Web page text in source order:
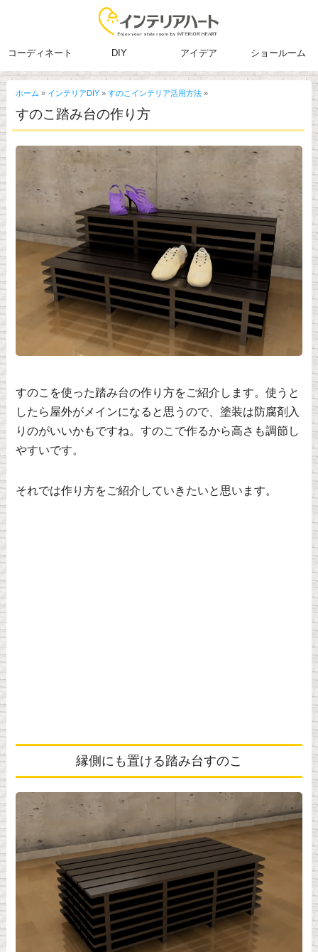
コーディネート DIY アイデア ショールーム
ホーム » インテリアDIY» すのこインテリア活用方法»
すのこ踏み台の作り方
すのこを使った踏み台の作り方をご紹介します。使うと
したら屋外がメインになると思うので、塗装は防腐剤入
りのがいいかもですね。すのこで作るから高さも調節し
やすいです。
それでは作り方をご紹介していきたいと思います。
縁側にも置ける踏み台すのこ